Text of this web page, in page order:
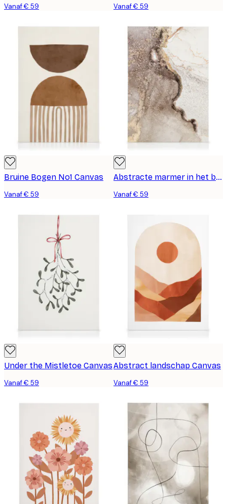
Vanaf € 59 Vanaf € 59
Bruine Bogen No1 Canvas
Vanaf € 59
Abstracte marmer in het beige canvas nr. 1
Vanaf € 59
Under the Mistletoe Canvas
Vanaf € 59
Abstract landschap Canvas
Vanaf € 59